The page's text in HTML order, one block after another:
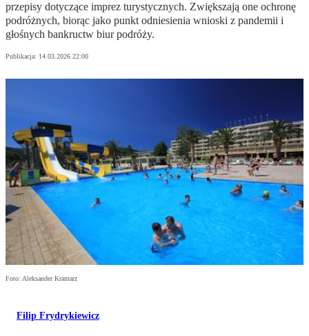
przepisy dotyczące imprez turystycznych. Zwiększają one ochronę
podróżnych, biorąc jako punkt odniesienia wnioski z pandemii i
głośnych bankructw biur podróży.
Publikacja: 14.03.2026 22:00
Foto: Aleksander Kramarz
Filip Frydrykiewicz